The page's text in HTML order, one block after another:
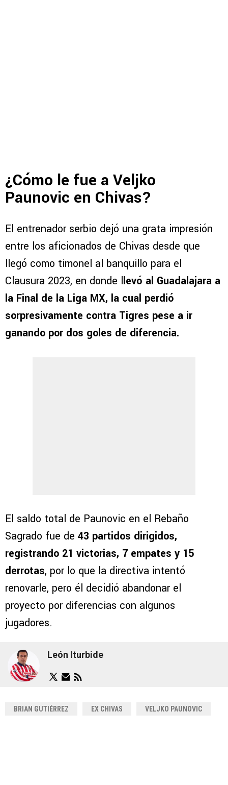
¿Cómo le fue a Veljko
Paunovic en Chivas?
El entrenador serbio dejó una grata impresión
entre los aficionados de Chivas desde que
llegó como timonel al banquillo para el
Clausura 2023, en donde llevó al Guadalajara a
la Final de la Liga MX, la cual perdió
sorpresivamente contra Tigres pese a ir
ganando por dos goles de diferencia.
El saldo total de Paunovic en el Rebaño
Sagrado fue de 43 partidos dirigidos,
registrando 21 victorias, 7 empates y 15
derrotas, por lo que la directiva intentó
renovarle, pero él decidió abandonar el
proyecto por diferencias con algunos
jugadores.
León Iturbide
BRIAN GUTIÉRREZ EX CHIVAS VELJKO PAUNOVIC